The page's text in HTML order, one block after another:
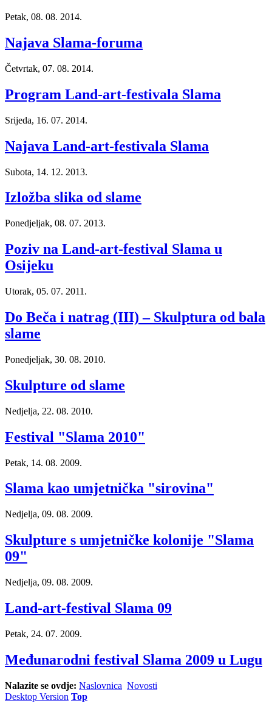
Petak, 08. 08. 2014.
Najava Slama-foruma
Četvrtak, 07. 08. 2014.
Program Land-art-festivala Slama
Srijeda, 16. 07. 2014.
Najava Land-art-festivala Slama
Subota, 14. 12. 2013.
Izložba slika od slame
Ponedjeljak, 08. 07. 2013.
Poziv na Land-art-festival Slama u
Osijeku
Utorak, 05. 07. 2011.
Do Beča i natrag (III) – Skulptura od bala
slame
Ponedjeljak, 30. 08. 2010.
Skulpture od slame
Nedjelja, 22. 08. 2010.
Festival "Slama 2010"
Petak, 14. 08. 2009.
Slama kao umjetnička "sirovina"
Nedjelja, 09. 08. 2009.
Skulpture s umjetničke kolonije "Slama
09"
Nedjelja, 09. 08. 2009.
Land-art-festival Slama 09
Petak, 24. 07. 2009.
Međunarodni festival Slama 2009 u Lugu
Nalazite se ovdje: Naslovnica Novosti
Desktop Version Top